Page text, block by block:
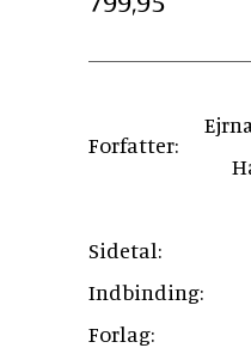
Forfatter:
Sidetal:
Indbinding:
Forlag: